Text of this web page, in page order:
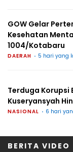
GOW Gelar
Kesehatan
1004/Kotabaru
DAERAH 5 hari yang
Terduga Korupsi
Kuseryansyah
NASIONAL 6 hari
BERITA VIDEO